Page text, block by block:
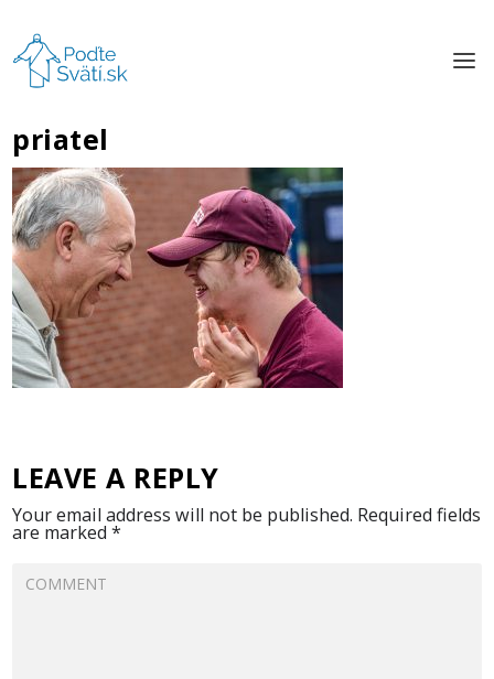
priatel
LEAVE A REPLY
Your email address will not be published. Required fields
are marked*